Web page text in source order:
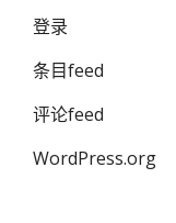
登录
条目feed
评论feed
WordPress.org